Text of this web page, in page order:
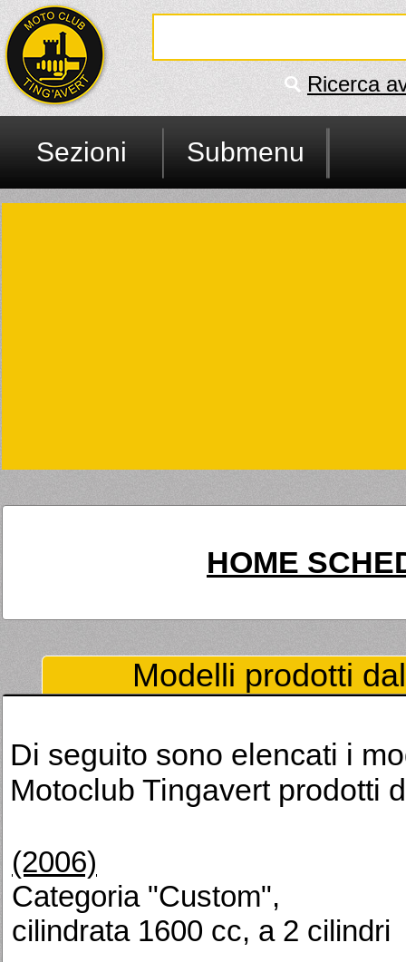
Ricerca
Sezioni Submenu
HOME
Modelli prodotti
Di seguito sono elencati i
Motoclub Tingavert prodotti
(2006)
Categoria "Custom",
cilindrata 1600 cc, a 2 cilindri